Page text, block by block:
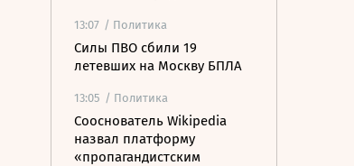
13:07 / Политика
Силы ПВО сбили 19
летевших на Москву БПЛА
13:05 / Политика
Сооснователь Wikipedia
назвал платформу
«пропагандистским